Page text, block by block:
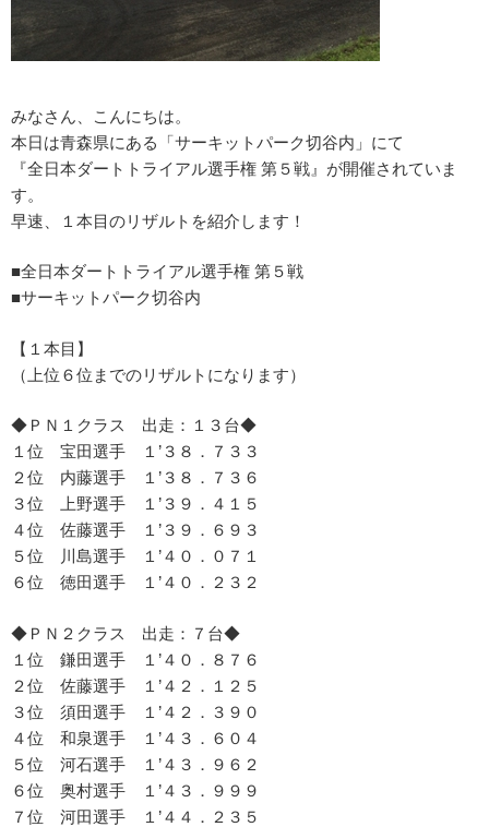
みなさん、こんにちは。
本日は青森県にある「サーキットパーク切谷内」にて
『全日本ダートトライアル選手権 第５戦』が開催されていま
す。
早速、１本目のリザルトを紹介します！
■全日本ダートトライアル選手権 第５戦
■サーキットパーク切谷内
【１本目】
（上位６位までのリザルトになります）
◆ＰＮ１クラス 出走：１３台◆
１位 宝田選手 １’３８．７３３
２位 内藤選手 １’３８．７３６
３位 上野選手 １’３９．４１５
４位 佐藤選手 １’３９．６９３
５位 川島選手 １’４０．０７１
６位 徳田選手 １’４０．２３２
◆ＰＮ２クラス 出走：７台◆
１位 鎌田選手 １’４０．８７６
２位 佐藤選手 １’４２．１２５
３位 須田選手 １’４２．３９０
４位 和泉選手 １’４３．６０４
５位 河石選手 １’４３．９６２
６位 奥村選手 １’４３．９９９
７位 河田選手 １’４４．２３５